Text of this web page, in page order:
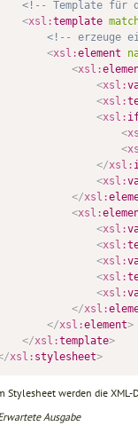
<!-- Template für
<xsl:template
<!-- erzeuge
<xsl:element
<xsl:
<xsl:
<xsl:
<xsl:
<
<
</xsl:
<xsl:
</xsl:
<xsl:
<xsl:
<xsl:
<xsl:
<xsl:
<xsl:
</xsl:
</xsl:element>
</xsl:template>
xsl: stylesheet>
Stylesheet werden die
Ausgabe